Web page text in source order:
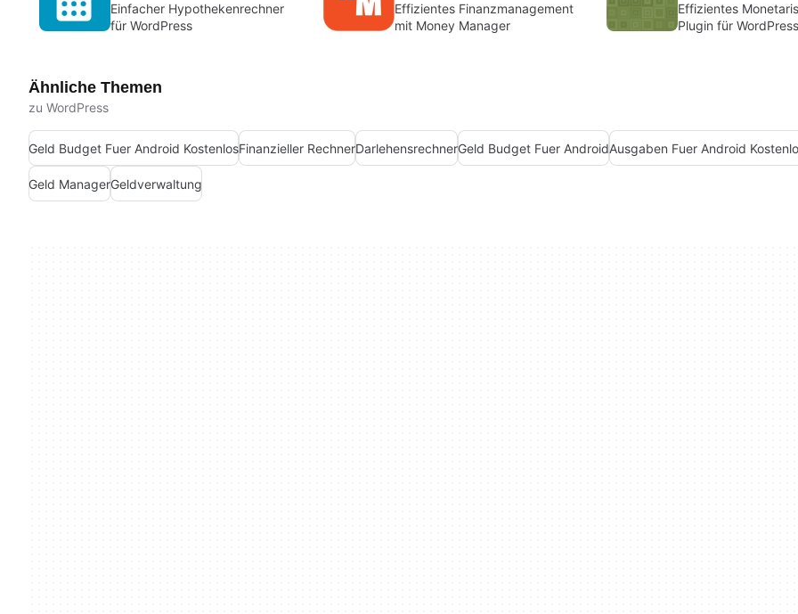
Einfacher Hypothekenrechner
für WordPress
Effizientes Finanzmanagement
mit Money Manager
Effizientes
Plugin für WordPress
Ähnliche Themen
zu WordPress
Geld Budget Fuer Android KostenlosFinanzieller RechnerDarlehensrechnerGeld Budget Fuer AndroidAusgaben Fuer Android
Geld ManagerGeldverwaltung